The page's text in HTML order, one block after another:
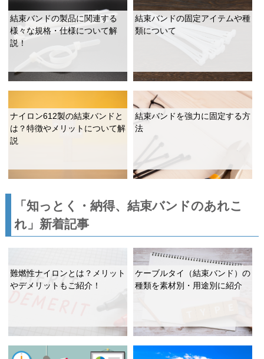
結束バンドの製品に関連する
様々な規格・仕様について解
説！
結束バンドの固定アイテムや種
類について
ナイロン612製の結束バンドと
は？特徴やメリットについて解
説
結束バンドを強力に固定する方
法
「知っとく・納得、結束バンドのあれこ
れ」新着記事
難燃性ナイロンとは？メリット
やデメリットもご紹介！
ケーブルタイ（結束バンド）の
種類を素材別・用途別に紹介